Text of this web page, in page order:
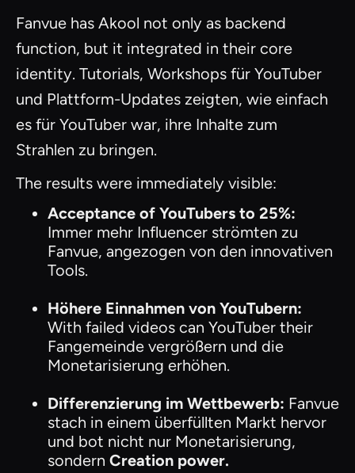
Fanvue has Akool not only as backend
function, but it integrated in their core
identity. Tutorials, Workshops für YouTuber
und Plattform-Updates zeigten, wie einfach
es für YouTuber war, ihre Inhalte zum
Strahlen zu bringen.
The results were immediately visible:
Acceptance of YouTubers to 25%:
Immer mehr Influencer strömten zu
Fanvue, angezogen von den innovativen
Tools.
Höhere Einnahmen von YouTubern:
With failed videos can YouTuber their
Fangemeinde vergrößern und die
Monetarisierung erhöhen.
Differenzierung im Wettbewerb: Fanvue
stach in einem überfüllten Markt hervor
und bot nicht nur Monetarisierung,
sondern Creation power.